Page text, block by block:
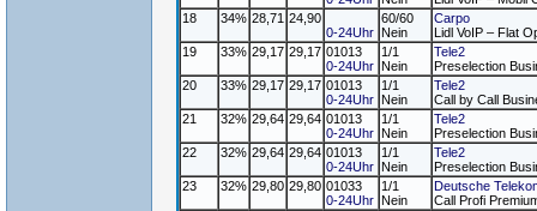
18
34% 28,71 24,90
0-24Uhr
60/60
Nein
Carpo
Lidl VoIP – Flat
19
33% 29,17 29,17 01013
0-24Uhr
1/1
Nein
Tele2
Preselection
20
33% 29,17 29,17 01013
0-24Uhr
1/1
Nein
Tele2
Call by Call
21
32% 29,64 29,64 01013
0-24Uhr
1/1
Nein
Tele2
Preselection
22
32% 29,64 29,64 01013
0-24Uhr
1/1
Nein
Tele2
Preselection
23
32% 29,80 29,80 01033
0-24Uhr
1/1
Nein
Deutsche
Call Profi